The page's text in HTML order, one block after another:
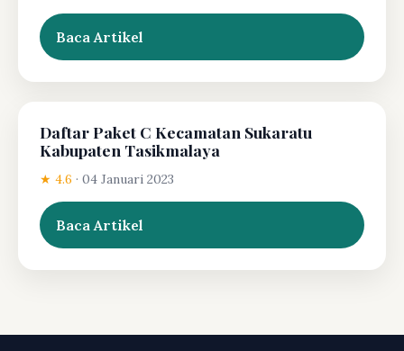
Baca Artikel
Daftar Paket C Kecamatan Sukaratu
Kabupaten Tasikmalaya
★ 4.6 · 04 Januari 2023
Baca Artikel